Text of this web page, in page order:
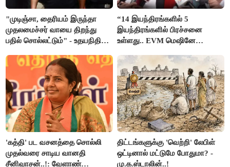
"முடிஞ்சா, தைரியம் இருந்தா
முதலமைச்சர் வாயை திறந்து
பதில் சொல்லட்டும்" - உதயநிதி
“14 இயந்திரங்களில் 5
இயந்திரங்களில் பிரச்சனை
உள்ளது.. EVM மெஷினே
இளங்கோ
'கத்தி' பட வசனத்தை சொல்லி
முதல்வரை சாடிய வானதி
சீனிவாசன்..!: வேளாண்
திட்டங்களுக்கு 'வெற்றி' லேபிள்
ஒட்டினால் மட்டுமே போதுமா? -
மு.க.ஸ்டாலின்..!